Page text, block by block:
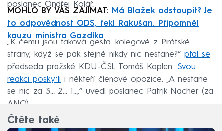
poslanec Ondřej Kolář.
MOHLO BY VÁS ZAJÍMAT:
Má Blažek odstoupit? Je
to odpovědnost ODS, řekl Rakušan. Připomněl
kauzu ministra Gazdíka
„K čemu jsou taková gesta, kolegové z Pirátské
strany, když se pak stejně nikdy nic nestane?“ ptal se
předseda pražské KDU-ČSL Tomáš Kaplan. Svou
reakci poskytli i někteří členové opozice. „A nestane
se nic za 3… 2… 1…,“ uvedl poslanec Patrik Nacher (za
ANO).
Čtěte také